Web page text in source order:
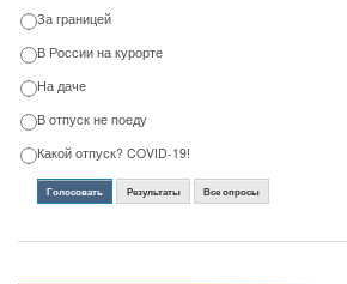
За границей
В России на курорте
На даче
В отпуск не поеду
Какой отпуск? COVID-19!
Голосовать Результаты Все опросы